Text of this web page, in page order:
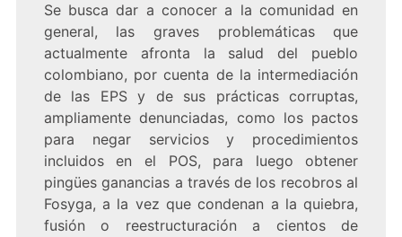
Se busca dar a conocer a la comunidad en
general, las graves problemáticas que
actualmente afronta la salud del pueblo
colombiano, por cuenta de la intermediación
de las EPS y de sus prácticas corruptas,
ampliamente denunciadas, como los pactos
para negar servicios y procedimientos
incluidos en el POS, para luego obtener
pingües ganancias a través de los recobros al
Fosyga, a la vez que condenan a la quiebra,
fusión o reestructuración a cientos de